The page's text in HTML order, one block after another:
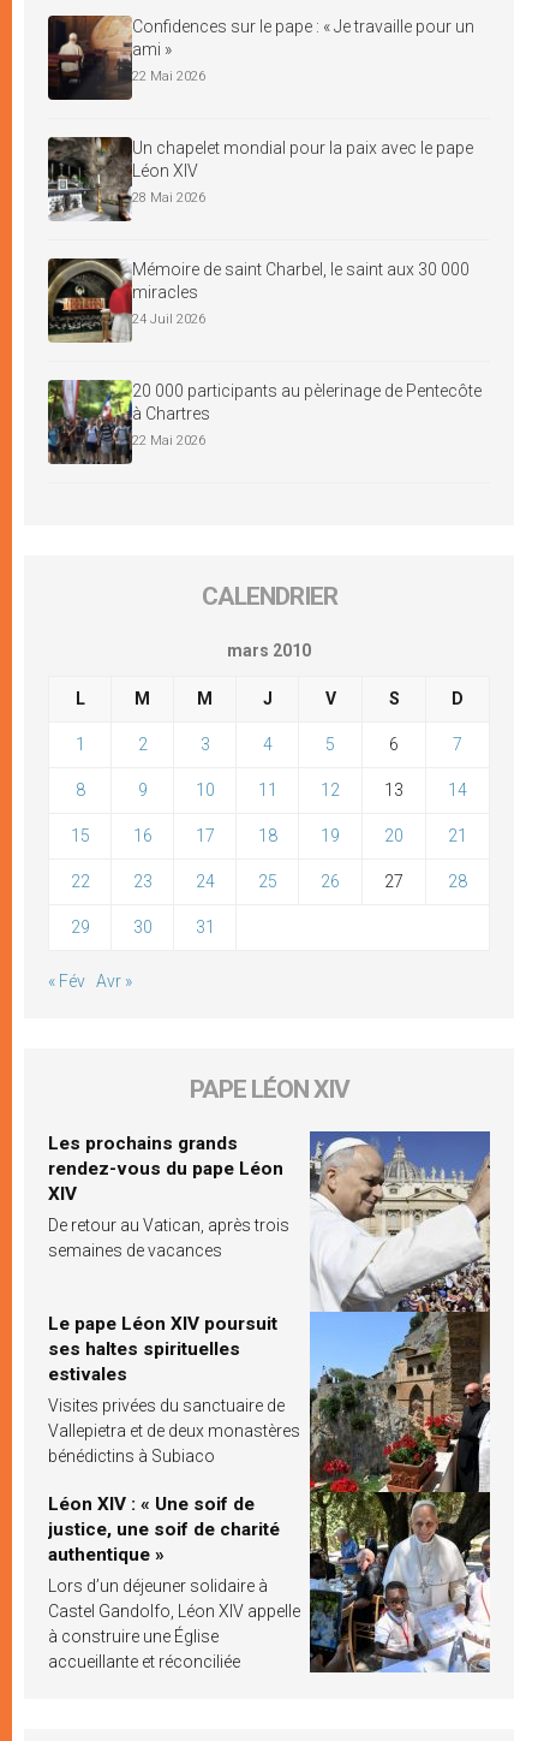
Confidences sur le pape : « Je travaille pour un
ami »
22 Mai 2026
Un chapelet mondial pour la paix avec le pape
Léon XIV
28 Mai 2026
Mémoire de saint Charbel, le saint aux 30 000
miracles
24 Juil 2026
20 000 participants au pèlerinage de Pentecôte
à Chartres
22 Mai 2026
CALENDRIER
mars 2010
L M M J V S D
1 2 3 4 5 6 7
8 9 10 11 12 13 14
15 16 17 18 19 20 21
22 23 24 25 26 27 28
29 30 31
« Fév Avr »
PAPE LÉON XIV
Les prochains grands
rendez-vous du pape Léon
XIV
De retour au Vatican, après trois
semaines de vacances
Le pape Léon XIV poursuit
ses haltes spirituelles
estivales
Visites privées du sanctuaire de
Vallepietra et de deux monastères
bénédictins à Subiaco
Léon XIV : « Une soif de
justice, une soif de charité
authentique »
Lors d’un déjeuner solidaire à
Castel Gandolfo, Léon XIV appelle
à construire une Église
accueillante et réconciliée